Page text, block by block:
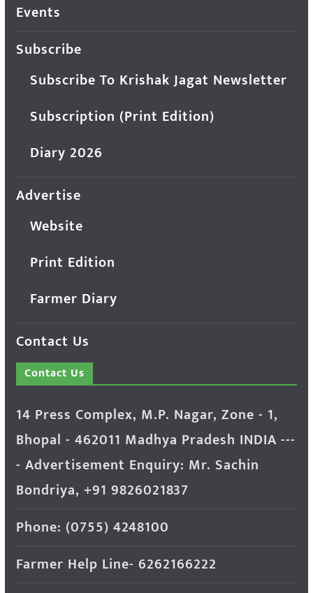
Events
Subscribe
Subscribe To Krishak Jagat Newsletter
Subscription (Print Edition)
Diary 2026
Advertise
Website
Print Edition
Farmer Diary
Contact Us
Contact Us
14 Press Complex, M.P. Nagar, Zone - 1,
Bhopal - 462011 Madhya Pradesh INDIA ---
- Advertisement Enquiry: Mr. Sachin
Bondriya, +91 9826021837
Phone: (0755) 4248100
Farmer Help Line- 6262166222